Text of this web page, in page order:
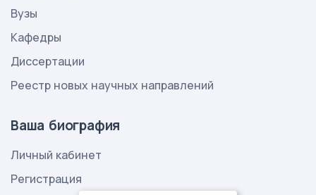
Вузы
Кафедры
Диссертации
Реестр новых научных направлений
Ваша биография
Личный кабинет
Регистрация